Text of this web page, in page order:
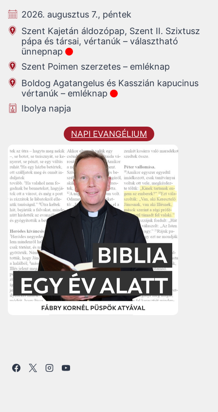
2026. augusztus 7., péntek
Szent Kajetán áldozópap, Szent II. Szixtusz
pápa és társai, vértanúk – választható
ünnepnap
Szent Poimen szerzetes – emléknap
Boldog Agatangelus és Kasszián kapucinus
vértanúk – emléknap
Ibolya napja
NAPI EVANGÉLIUM